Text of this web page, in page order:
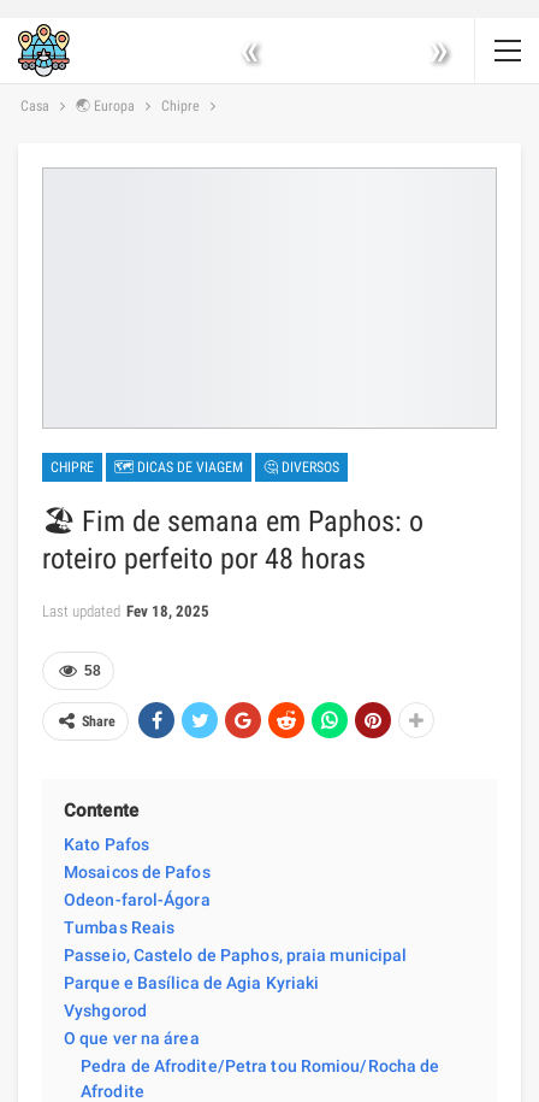
« »
Casa 🌏 Europa Chipre
CHIPRE 🗺 DICAS DE VIAGEM 🤔 DIVERSOS
🏖️ Fim de semana em Paphos: o
roteiro perfeito por 48 horas
Last updated Fev 18, 2025
58
Share
Contente
Kato Pafos
Mosaicos de Pafos
Odeon-farol-Ágora
Tumbas Reais
Passeio, Castelo de Paphos, praia municipal
Parque e Basílica de Agia Kyriaki
Vyshgorod
O que ver na área
Pedra de Afrodite/Petra tou Romiou/Rocha de
Afrodite